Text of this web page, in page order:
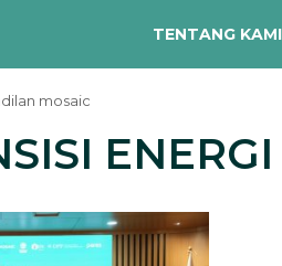
TENTANG KAMI
mosaic